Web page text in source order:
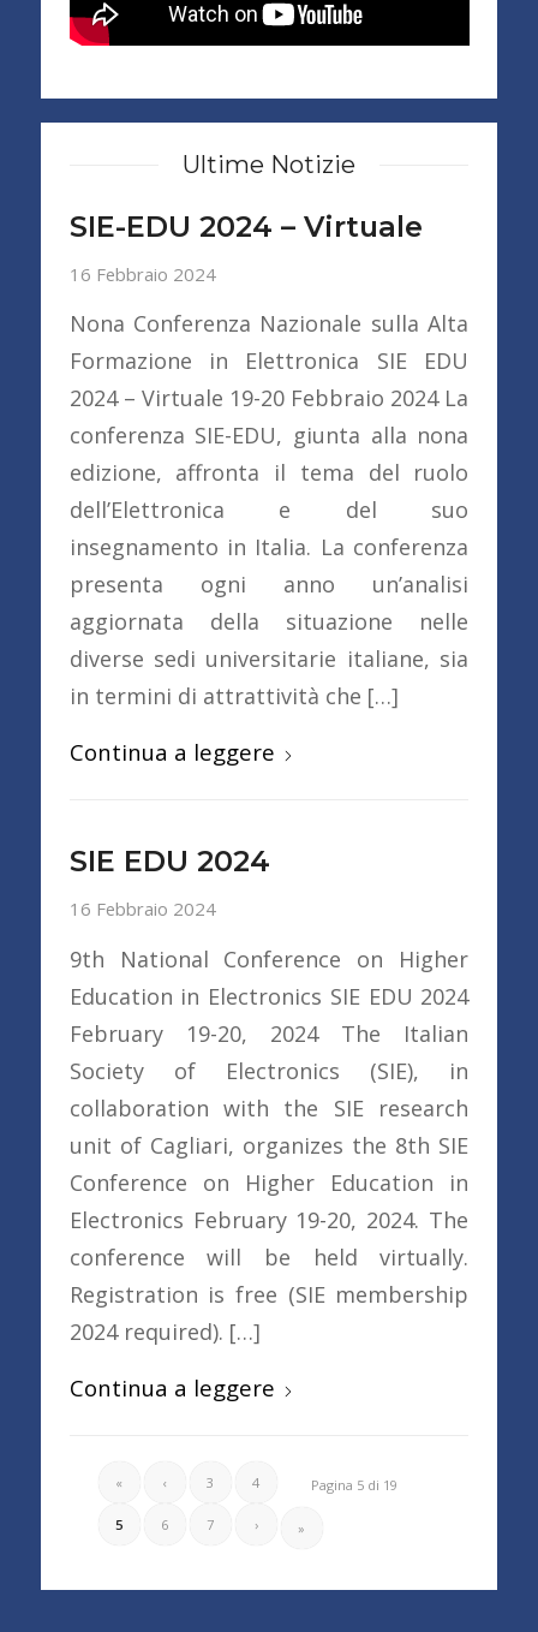
Ultime Notizie
SIE-EDU 2024 – Virtuale
16 Febbraio 2024
Nona Conferenza Nazionale sulla Alta
Formazione in Elettronica SIE EDU
2024 – Virtuale 19-20 Febbraio 2024 La
conferenza SIE-EDU, giunta alla nona
edizione, affronta il tema del ruolo
dell’Elettronica e del suo
insegnamento in Italia. La conferenza
presenta ogni anno un’analisi
aggiornata della situazione nelle
diverse sedi universitarie italiane, sia
in termini di attrattività che […]
Continua a leggere
SIE EDU 2024
16 Febbraio 2024
9th National Conference on Higher
Education in Electronics SIE EDU 2024
February 19-20, 2024 The Italian
Society of Electronics (SIE), in
collaboration with the SIE research
unit of Cagliari, organizes the 8th SIE
Conference on Higher Education in
Electronics February 19-20, 2024. The
conference will be held virtually.
Registration is free (SIE membership
2024 required). […]
Continua a leggere
Pagina 5 di 19
« ‹ 3 4
5 6 7 › »